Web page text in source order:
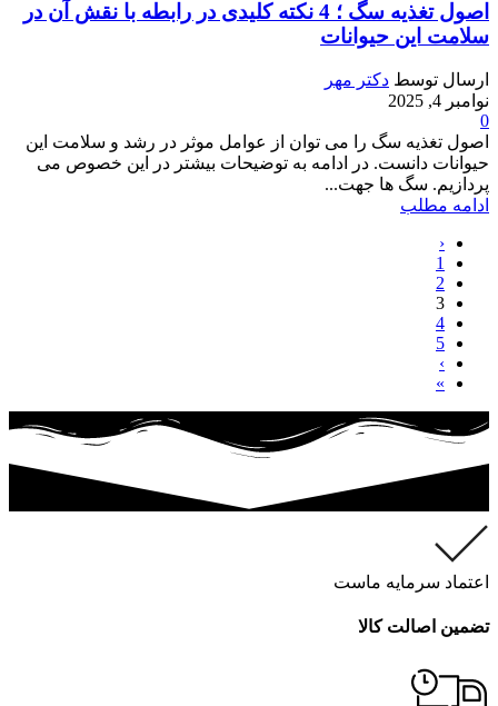
اصول تغذیه سگ ؛ 4 نکته کلیدی در رابطه با نقش آن در
سلامت این حیوانات
ارسال توسط دکتر مهر
نوامبر 4, 2025
0
اصول تغذیه سگ را می توان از عوامل موثر در رشد و سلامت این
حیوانات دانست. در ادامه به توضیحات بیشتر در این خصوص می
پردازیم. سگ ها جهت...
ادامه مطلب
‹
1
2
3
4
5
›
»
اعتماد سرمایه ماست
تضمین اصالت کالا